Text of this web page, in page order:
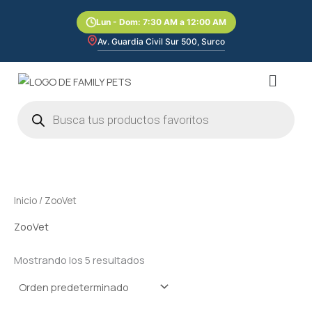
Lun - Dom: 7:30 AM a 12:00 AM
Av. Guardia Civil Sur 500, Surco
Menú
productos
Inicio / ZooVet
ZooVet
Mostrando los 5 resultados